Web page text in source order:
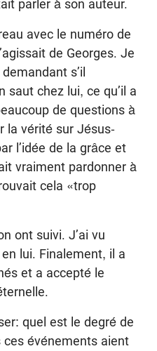
parler à son auteur.
avec le numéro de
de Georges. Je
s’il
saut chez lui, ce qu’il a
de questions à
la vérité sur Jésus-
l’idée de la grâce et
vraiment pardonner à
cela «trop
ont suivi. J’ai vu
en lui. Finalement, il a
et a accepté le
quel est le degré de
événements aient